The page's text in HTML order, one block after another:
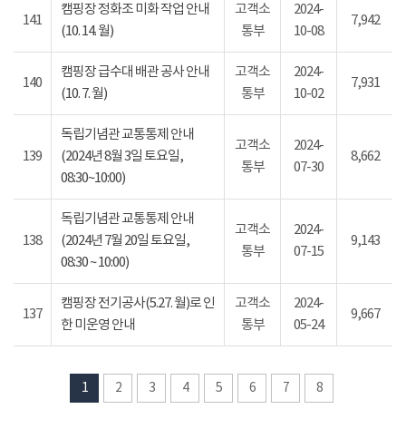
141
캠핑장 정화조 미화 작업 안내
(10. 14. 월)
고객소
통부
2024-
10-08
7,942
140
캠핑장 급수대 배관 공사 안내
(10. 7. 월)
고객소
통부
2024-
10-02
7,931
139
독립기념관 교통통제 안내
(2024년 8월 3일 토요일,
08:30~10:00)
고객소
통부
2024-
07-30
8,662
138
독립기념관 교통통제 안내
(2024년 7월 20일 토요일,
08:30 ~ 10:00)
고객소
통부
2024-
07-15
9,143
137
캠핑장 전기공사(5.27. 월)로 인
한 미운영 안내
고객소
통부
2024-
05-24
9,667
1 2 3 4 5 6 7 8